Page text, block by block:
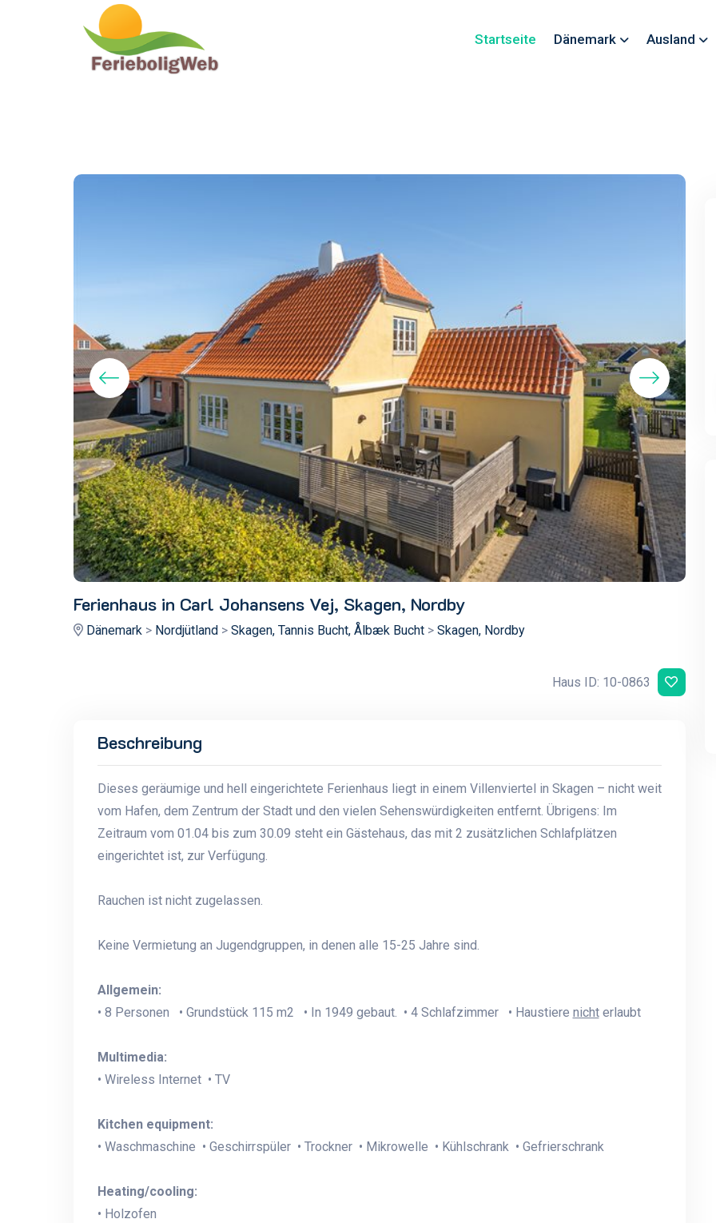
Startseite Dänemark Ausland
Ferienhaus in Carl Johansens Vej, Skagen, Nordby
Dänemark> Nordjütland > Skagen, Tannis Bucht, Ålbæk Bucht> Skagen, Nordby
Haus ID: 10-0863
Beschreibung
Dieses geräumige und hell eingerichtete Ferienhaus liegt in einem Villenviertel in Skagen – nicht weit
vom Hafen, dem Zentrum der Stadt und den vielen Sehenswürdigkeiten entfernt. Übrigens: Im
Zeitraum vom 01.04 bis zum 30.09 steht ein Gästehaus, das mit 2 zusätzlichen Schlafplätzen
eingerichtet ist, zur Verfügung.
Rauchen ist nicht zugelassen.
Keine Vermietung an Jugendgruppen, in denen alle 15-25 Jahre sind.
Allgemein:
• 8 Personen • Grundstück 115 m2 • In 1949 gebaut. • 4 Schlafzimmer • Haustiere nichterlaubt
Multimedia:
• Wireless Internet • TV
Kitchen equipment:
• Waschmaschine • Geschirrspüler • Trockner • Mikrowelle • Kühlschrank • Gefrierschrank
Heating/cooling:
• Holzofen